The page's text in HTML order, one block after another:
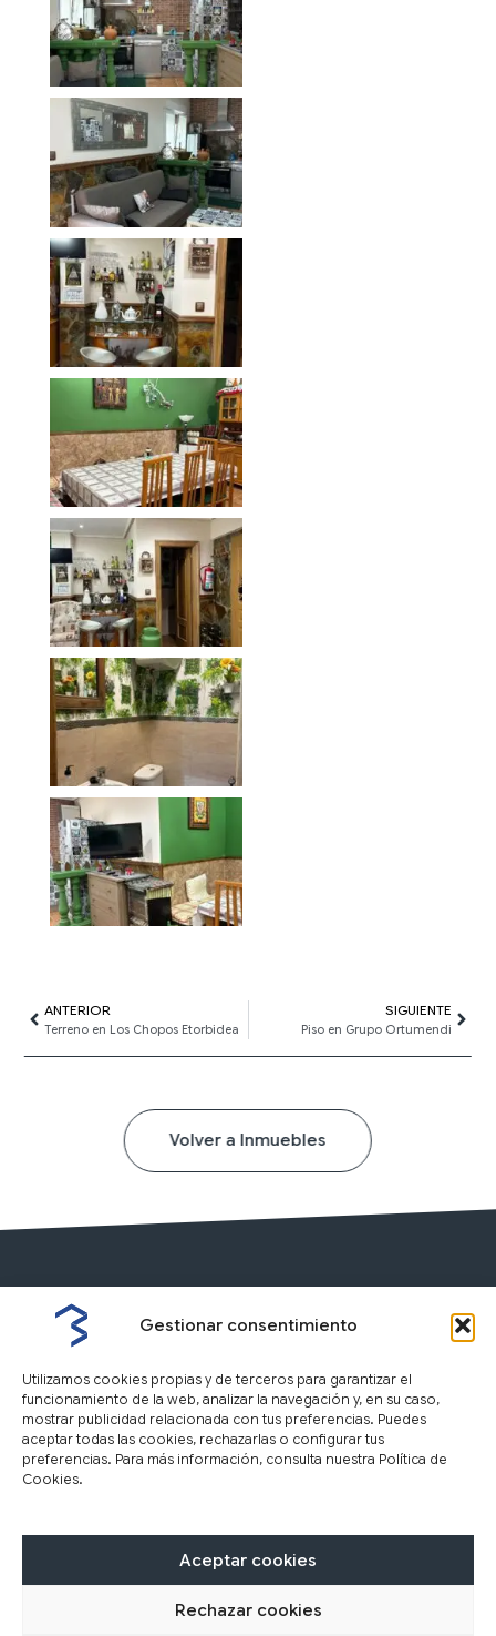
Gestionar consentimiento
Utilizamos cookies propias y de terceros para garantizar el
funcionamiento de la web, analizar la navegación y, en su caso,
mostrar publicidad relacionada con tus preferencias. Puedes
aceptar todas las cookies, rechazarlas o configurar tus
preferencias. Para más información, consulta nuestra Política de
Cookies.
Aceptar cookies
Rechazar cookies
AntANTERIOR
Terreno en Los Chopos Etorbidea
SIGUIENTE
Piso en Grupo Ortumendi
Volver a Inmuebles
a
I
n
s
Y
o
u
i